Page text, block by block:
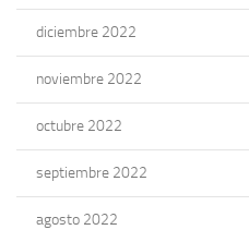
diciembre 2022
noviembre 2022
octubre 2022
septiembre 2022
agosto 2022